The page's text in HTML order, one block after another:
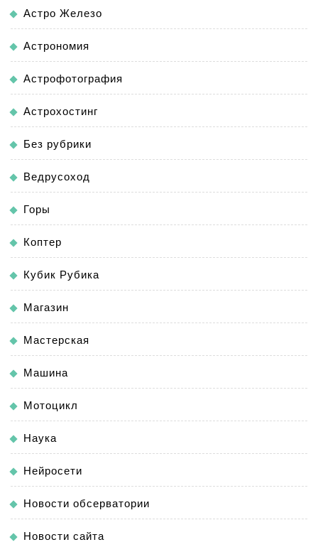
Астро Железо
Астрономия
Астрофотография
Астрохостинг
Без рубрики
Ведрусоход
Горы
Коптер
Кубик Рубика
Магазин
Мастерская
Машина
Мотоцикл
Наука
Нейросети
Новости обсерватории
Новости сайта